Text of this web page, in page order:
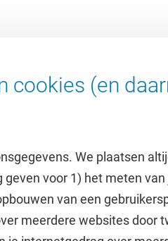
cookies (en
We plaatsen
voor 1) het meten
van een
meerdere websites door
Uitgelicht